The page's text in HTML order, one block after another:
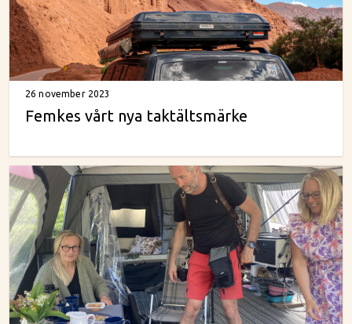
26 november 2023
Femkes vårt nya taktältsmärke